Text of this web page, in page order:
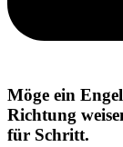
Möge ein
Richtung
für Schritt.